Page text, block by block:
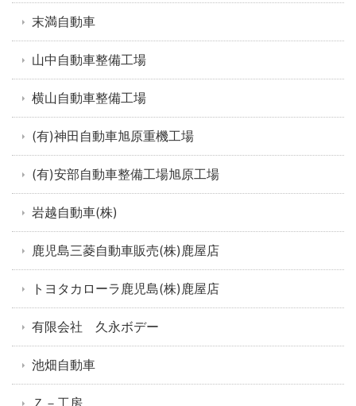
末満自動車
山中自動車整備工場
横山自動車整備工場
(有)神田自動車旭原重機工場
(有)安部自動車整備工場旭原工場
岩越自動車(株)
鹿児島三菱自動車販売(株)鹿屋店
トヨタカローラ鹿児島(株)鹿屋店
有限会社 久永ボデー
池畑自動車